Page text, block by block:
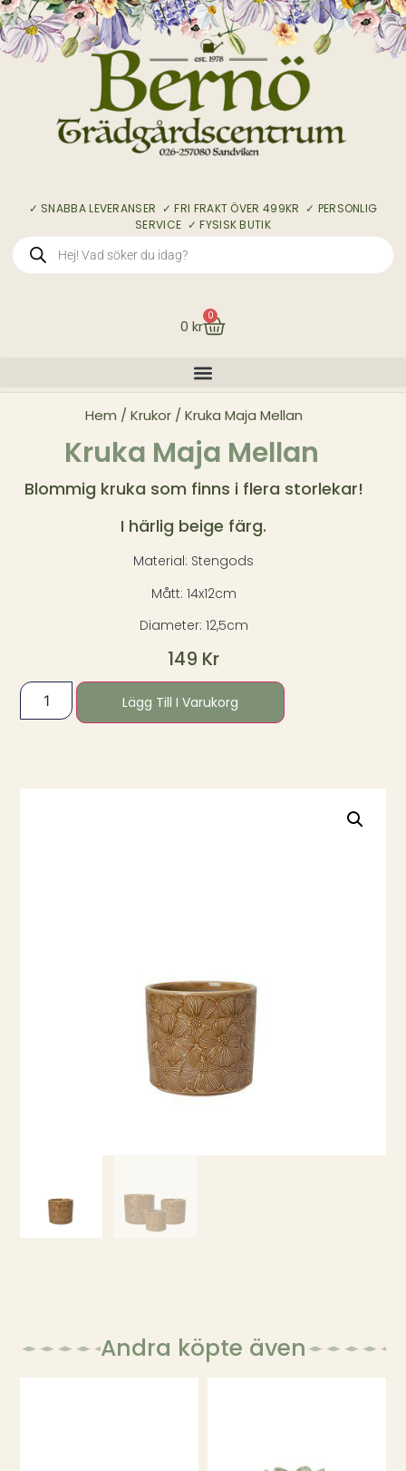
✓ SNABBA LEVERANSER ✓ FRI FRAKT ÖVER 499KR ✓ PERSONLIG
SERVICE ✓ FYSISK BUTIK
0 kr
0
Hem / Krukor/ Kruka Maja Mellan
Kruka Maja Mellan
Blommig kruka som finns i flera storlekar!
I härlig beige färg.
Material: Stengods
Mått: 14x12cm
Diameter: 12,5cm
149 Kr
Lägg Till I Varukorg
Andra köpte även